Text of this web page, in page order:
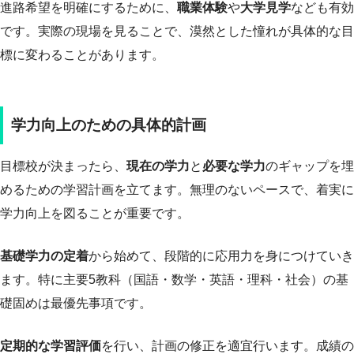
進路希望を明確にするために、 職業体験や大学見学なども有効
です。実際の現場を見ることで、漠然とした憧れが具体的な目
標に変わることがあります。
学力向上のための具体的計画
目標校が決まったら、 現在の学力と 必要な学力のギャップを埋
めるための学習計画を立てます。無理のないペースで、着実に
学力向上を図ることが重要です。
基礎学力の定着から始めて、段階的に応用力を身につけていき
ます。特に主要5教科（国語・数学・英語・理科・社会）の基
礎固めは最優先事項です。
定期的な学習評価を行い、計画の修正を適宜行います。成績の